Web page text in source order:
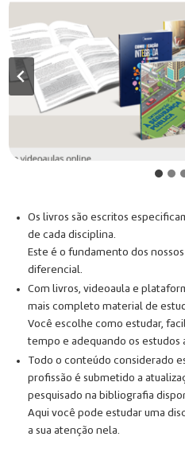
Os livros são escritos
de cada disciplina.
Este é o fundamento dos
diferencial.
Com livros, videoaula e
mais completo material de
Você escolhe como estudar,
tempo e adequando os estudos
Todo o conteúdo considerado
profissão é submetido a
pesquisado na bibliografia
Aqui você pode estudar uma
a sua atenção nela.